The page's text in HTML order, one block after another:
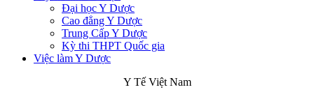
Đại học Y Dược
Cao đẳng Y Dược
Trung Cấp Y Dược
Kỳ thi THPT Quốc gia
Việc làm Y Dược
Y Tế Việt Nam